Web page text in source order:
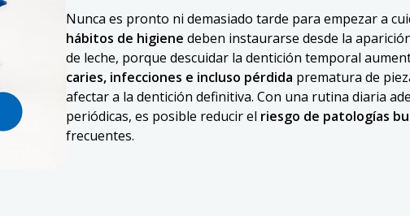
Nunca es pronto ni demasiado tarde para empezar a
hábitos de higiene deben instaurarse desde la
de leche, porque descuidar la dentición temporal
caries, infecciones e incluso pérdida prematura de
afectar a la dentición definitiva. Con una rutina diaria
periódicas, es posible reducir el riesgo de patologías
frecuentes.